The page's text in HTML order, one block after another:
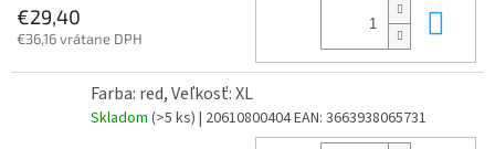
€29,40
€36,16 vrátane DPH
Farba: red, Veľkosť: XL
Skladom (>5 ks) | 20610800404EAN: 3663938065731